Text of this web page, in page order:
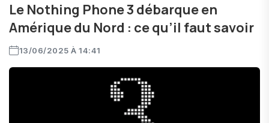
Le Nothing Phone 3 débarque en
Amérique du Nord : ce qu’il faut savoir
13/06/2025 À 14:41